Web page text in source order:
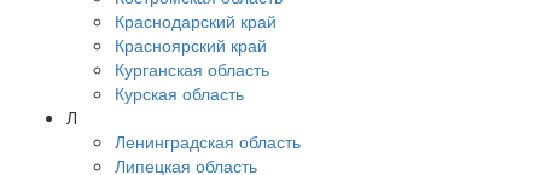
Краснодарский край
Красноярский край
Курганская область
Курская область
Л
Ленинградская область
Липецкая область